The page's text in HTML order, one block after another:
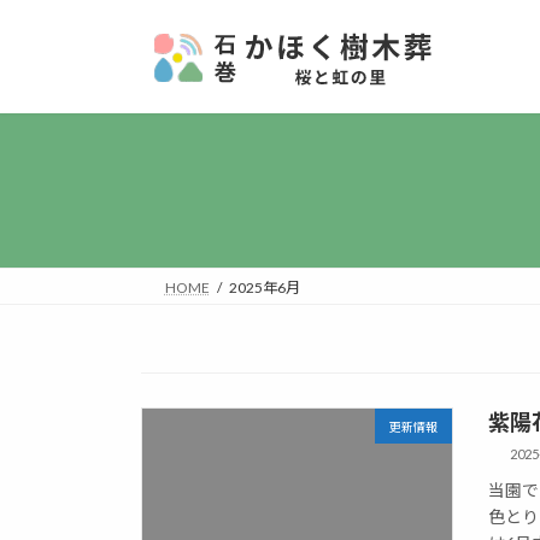
プ
動
HOME 2025年6月
更新情報 紫陽
当園
色と